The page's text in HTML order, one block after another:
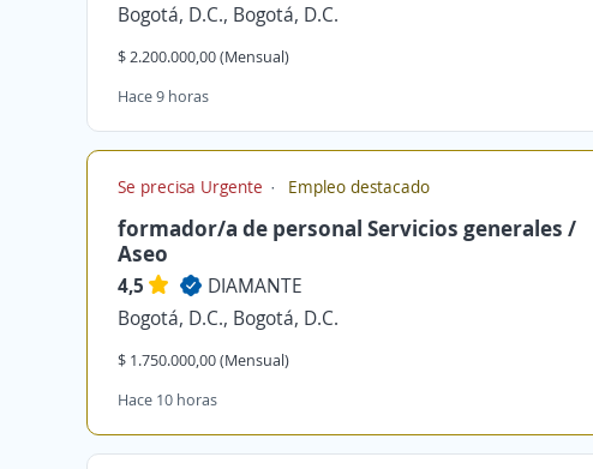
Bogotá, D.C., Bogotá, D.C.
$ 2.200.000,00 (Mensual)
Hace 9 horas
Se precisa Urgente Empleo destacado
formador/a de personal Servicios generales /
Aseo
4,5
DIAMANTE
Bogotá, D.C., Bogotá, D.C.
$ 1.750.000,00 (Mensual)
Hace 10 horas